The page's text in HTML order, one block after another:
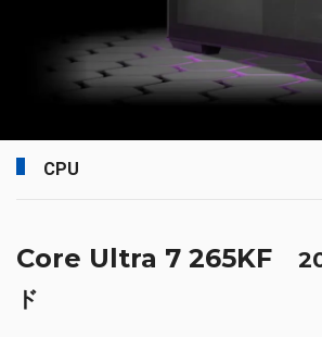
CPU
Core Ultra 7 265KF
ド